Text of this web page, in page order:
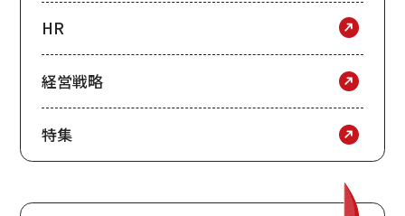
HR
経営戦略
特集